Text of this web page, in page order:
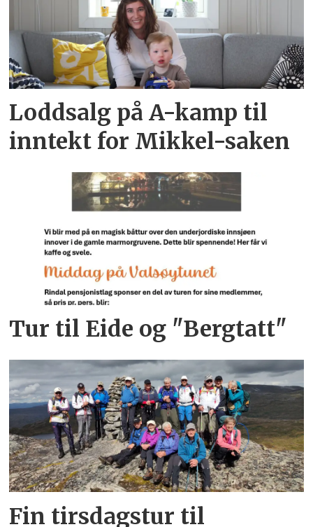
Loddsalg på A-kamp til
inntekt for Mikkel-saken
Tur til Eide og "Bergtatt"
Fin tirsdagstur til